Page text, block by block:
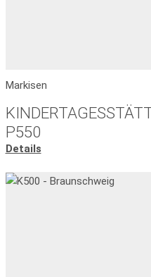
Markisen
P550
Details